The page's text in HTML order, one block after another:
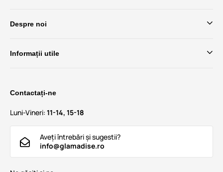
Despre noi
Informații utile
Contactați-ne
Luni-Vineri: 11-14, 15-18
Aveți întrebări și sugestii?
info@glamadise.ro